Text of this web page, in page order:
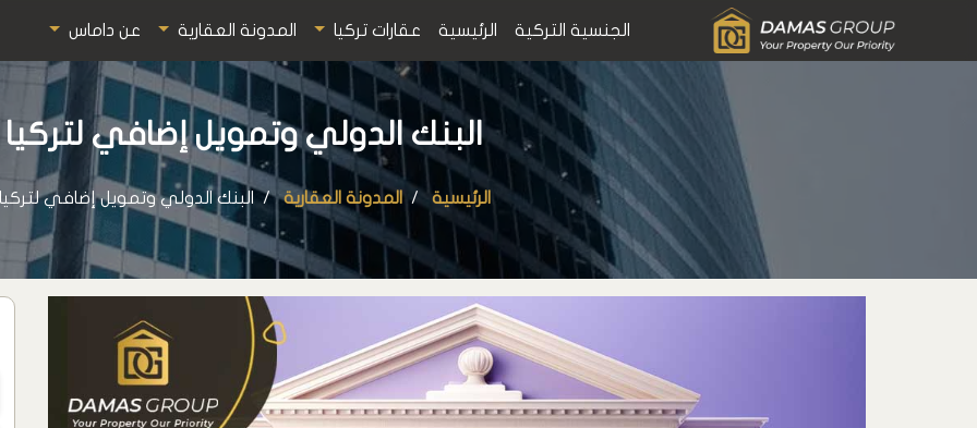
الجنسية التركية الرئيسية عقارات تركيا المدونة العقارية عن داماس
البنك الدولي وتمويل إضافي لتركيا
الرئيسية المدونة العقارية البنك الدولي وتمويل إضافي